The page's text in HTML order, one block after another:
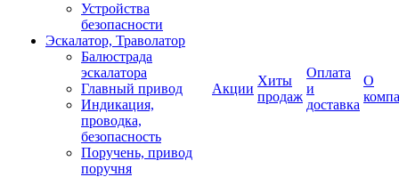
Устройства
безопасности
Эскалатор, Траволатор
Балюстрада
эскалатора
Главный привод
Индикация,
проводка,
безопасность
Поручень, привод
поручня
Акции
Хиты
продаж
Оплата
и
доставка
О